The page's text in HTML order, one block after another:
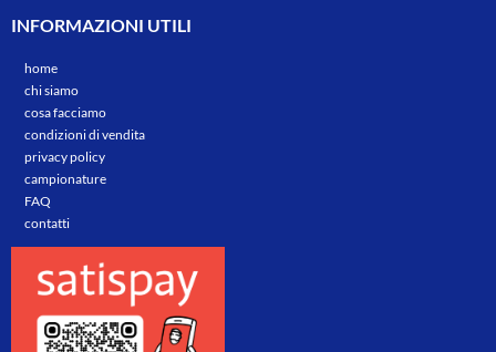
INFORMAZIONI UTILI
home
chi siamo
cosa facciamo
condizioni di vendita
privacy policy
campionature
FAQ
contatti